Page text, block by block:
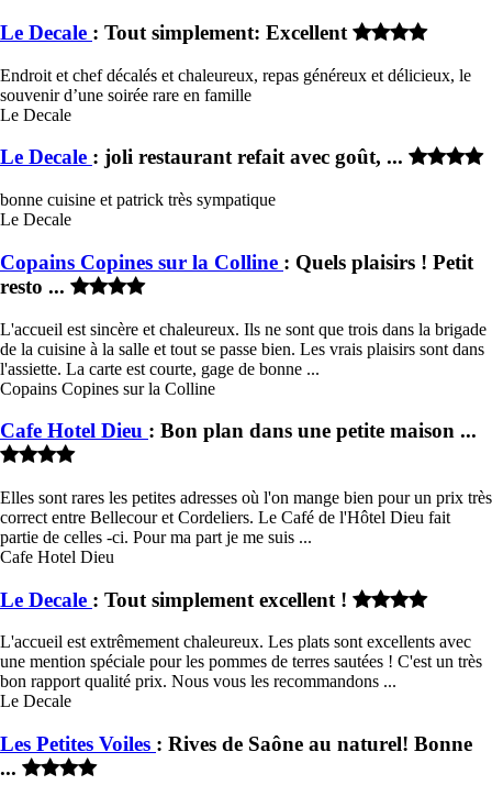
Le Decale : Tout simplement: Excellent
Endroit et chef décalés et chaleureux, repas généreux et délicieux, le
souvenir d’une soirée rare en famille
Le Decale
Le Decale : joli restaurant refait avec goût, ...
bonne cuisine et patrick très sympatique
Le Decale
Copains Copines sur la Colline : Quels plaisirs ! Petit
resto ...
L'accueil est sincère et chaleureux. Ils ne sont que trois dans la brigade
de la cuisine à la salle et tout se passe bien. Les vrais plaisirs sont dans
l'assiette. La carte est courte, gage de bonne ...
Copains Copines sur la Colline
Cafe Hotel Dieu : Bon plan dans une petite maison ...
Elles sont rares les petites adresses où l'on mange bien pour un prix très
correct entre Bellecour et Cordeliers. Le Café de l'Hôtel Dieu fait
partie de celles -ci. Pour ma part je me suis ...
Cafe Hotel Dieu
Le Decale : Tout simplement excellent !
L'accueil est extrêmement chaleureux. Les plats sont excellents avec
une mention spéciale pour les pommes de terres sautées ! C'est un très
bon rapport qualité prix. Nous vous les recommandons ...
Le Decale
Les Petites Voiles : Rives de Saône au naturel! Bonne
...